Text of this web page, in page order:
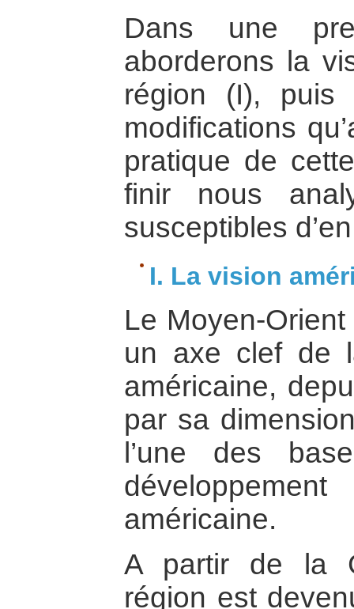
Dans une
aborderons la
région (I), puis
modifications
pratique de
finir nous
susceptibles
I. La vision
Le Moyen-
un axe clef de
américaine,
par sa
l’une des
américaine.
A partir de la
région est